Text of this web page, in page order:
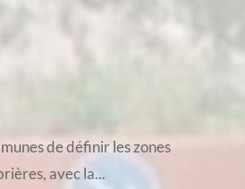
de définir les zones
avec la...